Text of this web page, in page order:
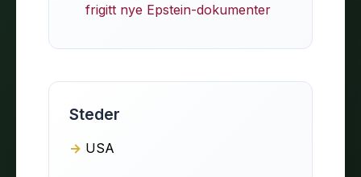
frigitt nye Epstein-dokumenter
Steder
USA